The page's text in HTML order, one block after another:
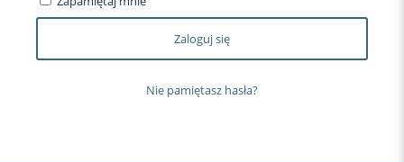
Zaloguj się
Nie pamiętasz hasła?